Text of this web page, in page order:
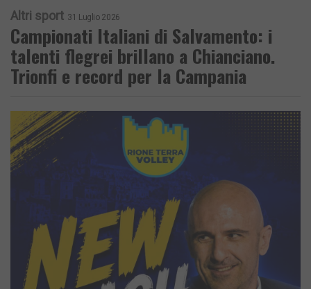
Altri sport 31 Luglio 2026
Campionati Italiani di Salvamento: i
talenti flegrei brillano a Chianciano.
Trionfi e record per la Campania